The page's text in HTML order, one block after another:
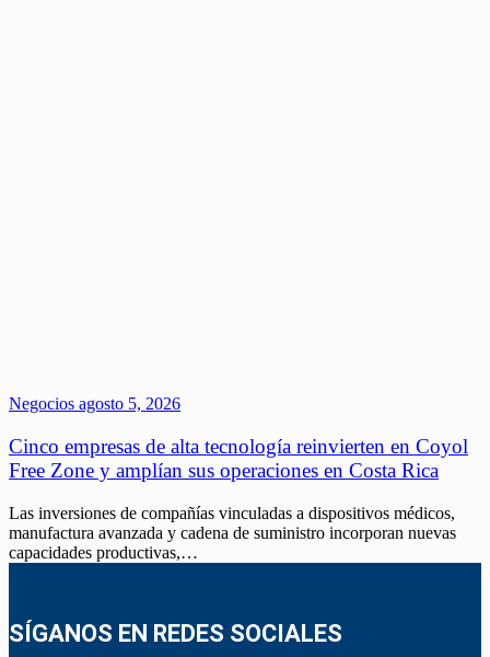
Negocios agosto 5, 2026
Cinco empresas de alta tecnología reinvierten en Coyol
Free Zone y amplían sus operaciones en Costa Rica
Las inversiones de compañías vinculadas a dispositivos médicos,
manufactura avanzada y cadena de suministro incorporan nuevas
capacidades productivas,…
SÍGANOS EN REDES SOCIALES